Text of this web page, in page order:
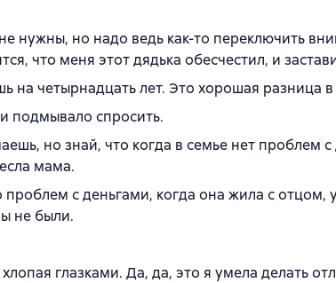
нужны, но надо ведь как-то переключить
что меня этот дядька обесчестил, и
на четырнадцать лет. Это хорошая разница в
подмывало спросить.
но знай, что когда в семье нет проблем
мама.
проблем с деньгами, когда она жила с
не были.
глазками. Да, да, это я умела делать